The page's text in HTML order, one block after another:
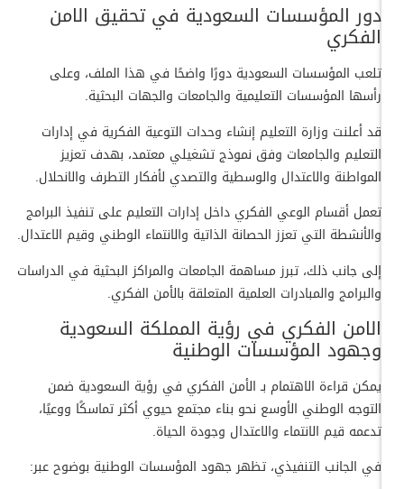
دور المؤسسات السعودية في تحقيق الامن
الفكري
تلعب المؤسسات السعودية دورًا واضحًا في هذا الملف، وعلى
رأسها المؤسسات التعليمية والجامعات والجهات البحثية.
قد أعلنت وزارة التعليم إنشاء وحدات التوعية الفكرية في إدارات
التعليم والجامعات وفق نموذج تشغيلي معتمد، بهدف تعزيز
المواطنة والاعتدال والوسطية والتصدي لأفكار التطرف والانحلال.
تعمل أقسام الوعي الفكري داخل إدارات التعليم على تنفيذ البرامج
والأنشطة التي تعزز الحصانة الذاتية والانتماء الوطني وقيم الاعتدال.
إلى جانب ذلك، تبرز مساهمة الجامعات والمراكز البحثية في الدراسات
والبرامج والمبادرات العلمية المتعلقة بالأمن الفكري.
الامن الفكري في رؤية المملكة السعودية
وجهود المؤسسات الوطنية
يمكن قراءة الاهتمام بـ الأمن الفكري في رؤية السعودية ضمن
التوجه الوطني الأوسع نحو بناء مجتمع حيوي أكثر تماسكًا ووعيًا،
تدعمه قيم الانتماء والاعتدال وجودة الحياة.
في الجانب التنفيذي، تظهر جهود المؤسسات الوطنية بوضوح عبر: